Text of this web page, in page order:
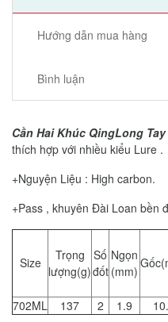
Hướng dẫn mua hàng
Bình luận
Cần Hai Khúc QingLong
thích hợp với nhiều kiểu Lure .
+Nguyện Liệu : High carbon.
+Pass , khuyên Đài Loan bền
Size
Trọng
lượng(g)
Số
đốt
Ngọn
(mm)
702ML 137 2 1.9